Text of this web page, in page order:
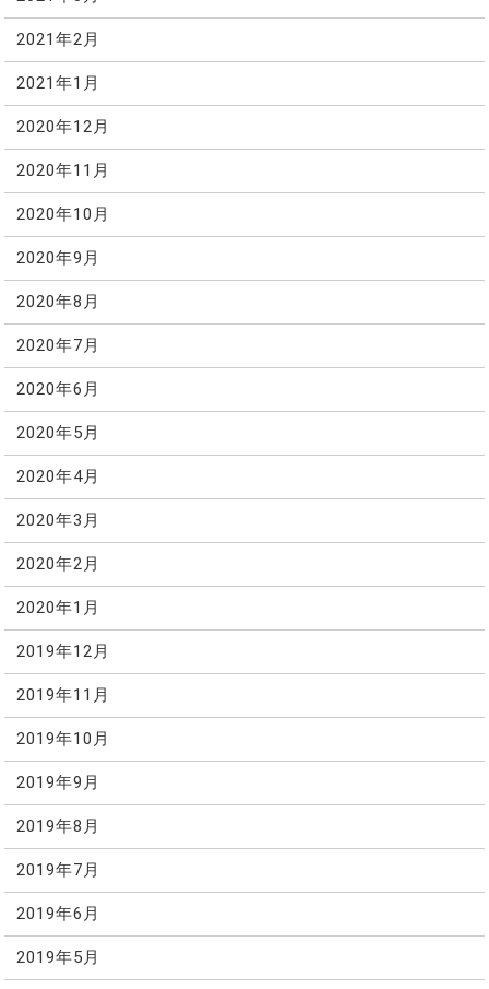
2021年2月
2021年1月
2020年12月
2020年11月
2020年10月
2020年9月
2020年8月
2020年7月
2020年6月
2020年5月
2020年4月
2020年3月
2020年2月
2020年1月
2019年12月
2019年11月
2019年10月
2019年9月
2019年8月
2019年7月
2019年6月
2019年5月